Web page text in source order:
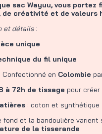
sac Wayuu, vous
de créativité et de valeurs
et détails:
unique
du fil unique
en Colombie
à 72h de tissage pour créer
: coton et synthétique
fond et la bandoulière
de la tisserande